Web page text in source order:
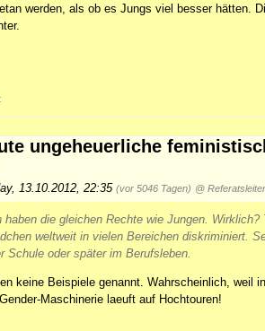
werden, als ob es Jungs viel besser hätten.
ungeheuerliche
13.10.2012, 22:35 (vor 5046 Tagen) @
haben die gleichen Rechte wie Jungen. Wirklich?
weltweit in vielen Bereichen diskriminiert.
Schule oder später im Berufsleben.
keine Beispiele genannt. Wahrscheinlich, weil
Maschinerie laeuft auf Hochtouren!